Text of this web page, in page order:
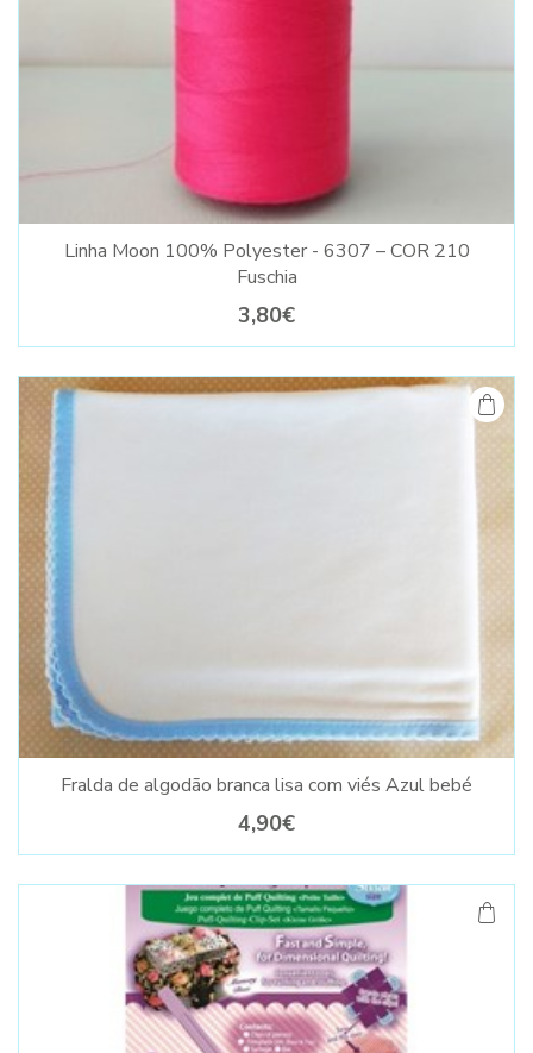
Linha Moon 100% Polyester - 6307 – COR 210
Fuschia
3,80€
Fralda de algodão branca lisa com viés Azul bebé
4,90€